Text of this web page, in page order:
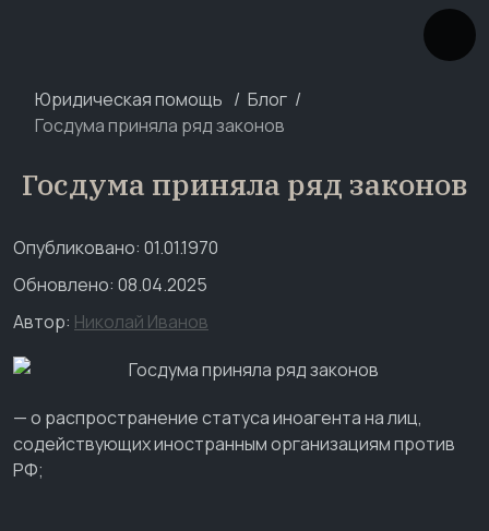
Юридическая помощь
Блог
Госдума приняла ряд законов
Госдума приняла ряд законов
Опубликовано: 01.01.1970
Обновлено: 08.04.2025
Автор: Николай Иванов
— о распространение статуса иноагента на лиц,
содействующих иностранным организациям против
РФ;